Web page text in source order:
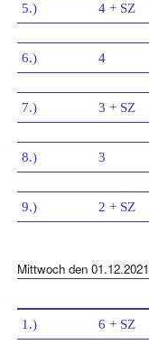
5.) 4 + SZ
6.) 4
7.) 3 + SZ
8.) 3
9.) 2 + SZ
Mittwoch den 01.12.2021
1.) 6 + SZ